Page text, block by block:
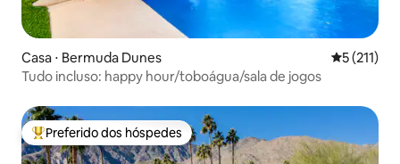
Casa ⋅ Bermuda Dunes 5 de uma
5 (211)
Tudo incluso: happy hour/toboágua/sala de jogos
Entre os melhores preferidos dos hóspedes
Preferido dos hóspedes